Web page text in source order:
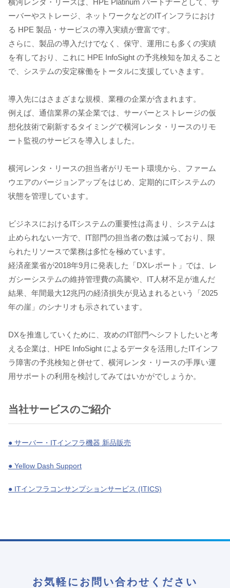
ーバーやストレージ、ネットワークなどのITインフラにおけ
る HPE 製品・サービスの導入実績が豊富です。
さらに、製品の導入だけでなく、保守、運用にも多くの実績
を有しており、これに HPE InfoSight の予兆検知を加えること
で、システムの安定稼働をトータルに支援していきます。
導入先にはさまざまな規模、業種の企業が含まれます。
例えば、通信業界の某企業では、サーバーとストレージの仮
想化技術で刷新するタイミングで横河レンタ・リースのリモ
ート監視のサービスを導入しました。
横河レンタ・リースの担当者がリモート環境から、ファーム
ウエアのバージョンアップをはじめ、定期的にITシステムの
状態を管理しています。
ビジネスにおけるITシステムの重要性は高まり、システムは
止められない一方で、IT部門の担当者の数は減っており、限
られたリソースで業務は多忙を極めています。
経済産業省が2018年9月に発表した「DXレポート」では、レ
ガシーシステムの維持管理費の高騰や、IT人材不足が進んだ
結果、年間最大12兆円の経済損失が見込まれるという「2025
年の崖」のシナリオも示されています。
DXを推進していくために、攻めのIT部門へシフトしたいと考
える企業は、HPE InfoSight によるデータを活用したITインフ
ラ障害の予兆検知と併せて、横河レンタ・リースの手厚い運
用サポートの利用を検討してみてはいかがでしょうか。
当社サービスのご紹介
● サーバー・ITインフラ機器 新品販売
● Yellow Dash Support
● ITインフラコンサンプションサービス (ITICS)
お気軽にお問い合わせください